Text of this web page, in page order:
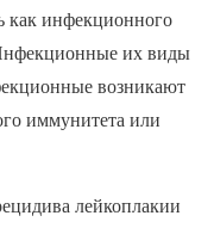
как инфекционного
их виды
возникают
иммунитета или
лейкоплакии